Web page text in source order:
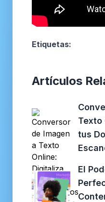
Etiquetas:
Artículos
Texto
tus
El